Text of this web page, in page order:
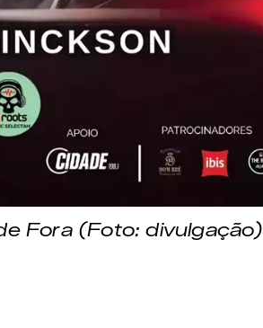
Fora (Foto: divulgação)